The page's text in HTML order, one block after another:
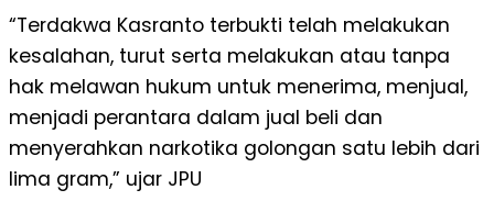
“Terdakwa Kasranto terbukti telah melakukan
kesalahan, turut serta melakukan atau tanpa
hak melawan hukum untuk menerima, menjual,
menjadi perantara dalam jual beli dan
menyerahkan narkotika golongan satu lebih dari
lima gram,” ujar JPU